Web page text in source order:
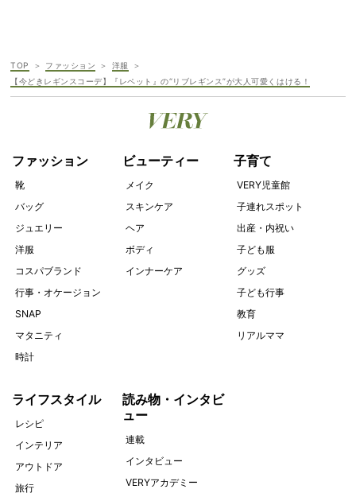
TOP ファッション
洋服
【今どきレギンスコーデ】『レペット』の“リブレギンス”が大人可愛くはける！
ファッション
靴
バッグ
ジュエリー
洋服
コスパブランド
行事・オケージョン
SNAP
マタニティ
時計
ビューティー
メイク
スキンケア
ヘア
ボディ
インナーケア
子育て
VERY児童館
子連れスポット
出産・内祝い
子ども服
グッズ
子ども行事
教育
リアルママ
ライフスタイル
レシピ
インテリア
アウトドア
旅行
読み物・インタビ
ュー
連載
インタビュー
VERYアカデミー